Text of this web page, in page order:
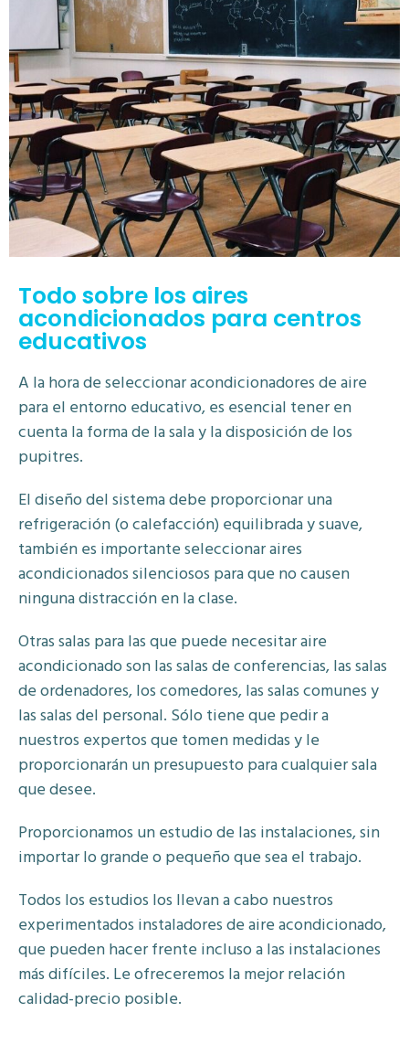
Todo sobre los aires
acondicionados para centros
educativos
A la hora de seleccionar acondicionadores de aire
para el entorno educativo, es esencial tener en
cuenta la forma de la sala y la disposición de los
pupitres.
El diseño del sistema debe proporcionar una
refrigeración (o calefacción) equilibrada y suave,
también es importante seleccionar aires
acondicionados silenciosos para que no causen
ninguna distracción en la clase.
Otras salas para las que puede necesitar aire
acondicionado son las salas de conferencias, las salas
de ordenadores, los comedores, las salas comunes y
las salas del personal. Sólo tiene que pedir a
nuestros expertos que tomen medidas y le
proporcionarán un presupuesto para cualquier sala
que desee.
Proporcionamos un estudio de las instalaciones, sin
importar lo grande o pequeño que sea el trabajo.
Todos los estudios los llevan a cabo nuestros
experimentados instaladores de aire acondicionado,
que pueden hacer frente incluso a las instalaciones
más difíciles. Le ofreceremos la mejor relación
calidad-precio posible.